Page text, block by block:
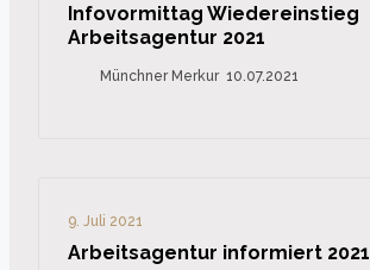
Infovormittag Wiedereinstieg
Arbeitsagentur 2021
Münchner Merkur 10.07.2021
9. Juli 2021
Arbeitsagentur informiert 2021